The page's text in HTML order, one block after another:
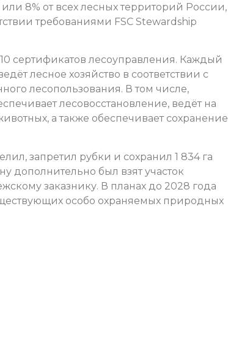
8% от всех лесных территорий России,
требованиями FSC Stewardship
сертификатов лесоуправления. Каждый
лесное хозяйство в соответствии с
лесопользования. В том числе,
лесовосстановление, ведёт на
а также обеспечивает сохранение
запретил рубки и сохранил 1 834 га
дополнительно был взят участок
заказнику. В планах до 2028 года
особо охраняемых природных